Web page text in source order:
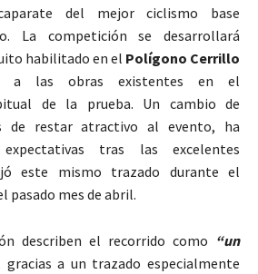
del mejor ciclismo base
La competición se desarrollará
habilitado en el Polígono Cerrillo
a las obras existentes en el
de la prueba. Un cambio de
de restar atractivo al evento, ha
tras las excelentes
este mismo trazado durante el
pasado mes de abril.
describen el recorrido como “un
gracias a un trazado especialmente